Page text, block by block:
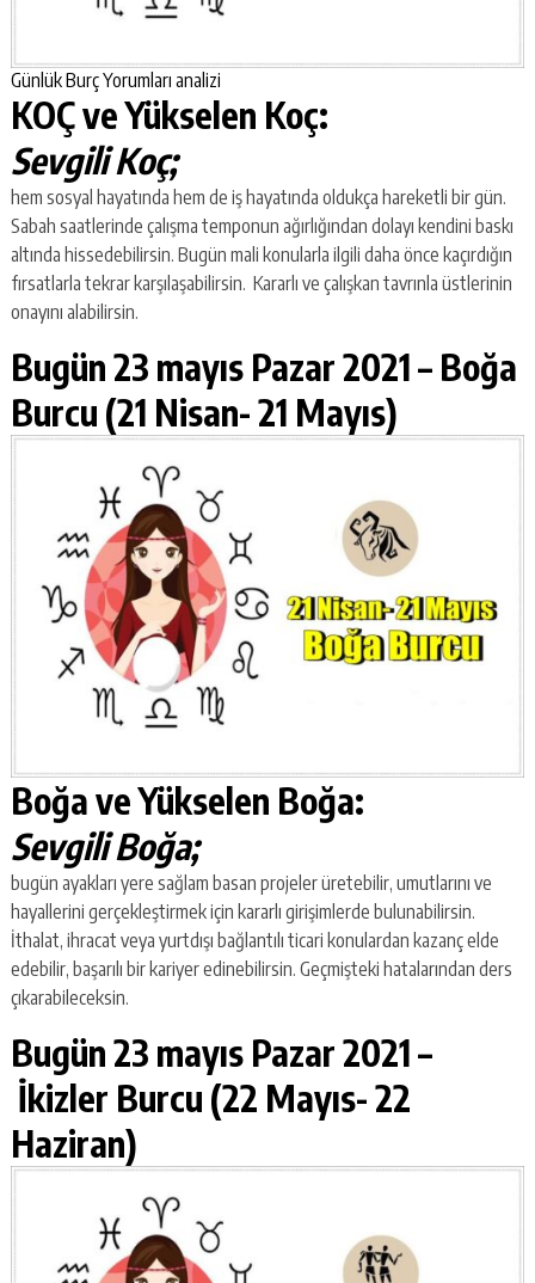
Günlük Burç Yorumları analizi
KOÇ ve Yükselen Koç:
Sevgili Koç;
hem sosyal hayatında hem de iş hayatında oldukça hareketli bir gün.
Sabah saatlerinde çalışma temponun ağırlığından dolayı kendini baskı
altında hissedebilirsin. Bugün mali konularla ilgili daha önce kaçırdığın
fırsatlarla tekrar karşılaşabilirsin. Kararlı ve çalışkan tavrınla üstlerinin
onayını alabilirsin.
Bugün 23 mayıs Pazar 2021 – Boğa
Burcu (21 Nisan- 21 Mayıs)
Boğa ve Yükselen Boğa:
Sevgili Boğa;
bugün ayakları yere sağlam basan projeler üretebilir, umutlarını ve
hayallerini gerçekleştirmek için kararlı girişimlerde bulunabilirsin.
İthalat, ihracat veya yurtdışı bağlantılı ticari konulardan kazanç elde
edebilir, başarılı bir kariyer edinebilirsin. Geçmişteki hatalarından ders
çıkarabileceksin.
Bugün 23 mayıs Pazar 2021 –
İkizler Burcu (22 Mayıs- 22
Haziran)